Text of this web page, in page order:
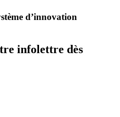
d’innovation
infolettre dès